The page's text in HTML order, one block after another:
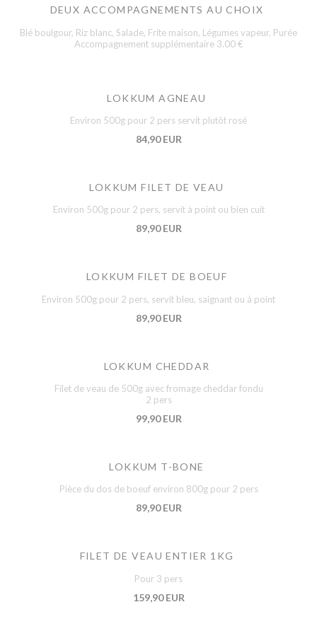
DEUX ACCOMPAGNEMENTS AU CHOIX
Blé boulgour, Riz blanc, Salade, Frite maison, Légumes vapeur, Purée
Accompagnement supplémentaire 3.00 €
LOKKUM AGNEAU
Environ 500g pour 2 pers servit plutôt rosé
84,90 EUR
LOKKUM FILET DE VEAU
Environ 500g pour 2 pers, servit à point ou bien cuit
89,90 EUR
LOKKUM FILET DE BOEUF
Environ 500g pour 2 pers, servit bleu, saignant ou à point
89,90 EUR
LOKKUM CHEDDAR
Filet de veau de 500g avec fromage cheddar fondu
2 pers
99,90 EUR
LOKKUM T-BONE
Pièce du dos de boeuf environ 800g pour 2 pers
89,90 EUR
FILET DE VEAU ENTIER 1KG
Pour 3 pers
159,90 EUR